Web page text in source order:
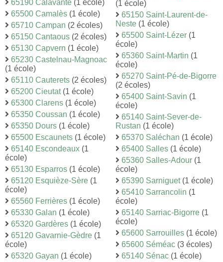
65190 Calavanté (1 école)
65500 Camalès (1 école)
65710 Campan (2 écoles)
65150 Cantaous (2 écoles)
65130 Capvern (1 école)
65230 Castelnau-Magnoac
(1 école)
65110 Cauterets (2 écoles)
65200 Cieutat(1 école)
65300 Clarens (1 école)
65350 Coussan (1 école)
65350 Dours (1 école)
65500 Escaunets (1 école)
65140 Escondeaux (1
école)
65130 Esparros (1 école)
65120 Esquièze-Sère (1
école)
65560 Ferrières (1 école)
65330 Galan (1 école)
65320 Gardères (1 école)
65120 Gavarnie-Gèdre (1
école)
65320 Gayan (1 école)
(1 école)
65150 Saint-Laurent-de-
Neste (1 école)
65500 Saint-Lézer (1
école)
65360 Saint-Martin (1
école)
65270 Saint-Pé-de-Bigorre
(2 écoles)
65400 Saint-Savin (1
école)
65140 Saint-Sever-de-
Rustan (1 école)
65370 Saléchan (1 école)
65400 Salles (1 école)
65360 Salles-Adour (1
école)
65390 Sarniguet(1 école)
65410 Sarrancolin (1
école)
65140 Sarriac-Bigorre (1
école)
65600 Sarrouilles (1 école)
65600 Séméac (3 écoles)
65140 Sénac (1 école)